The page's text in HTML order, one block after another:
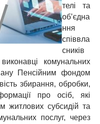
телі та
об’єдна
ння
співвла
сників
комунальних
Пенсійним фондом
збирання, обробки,
про осіб, які
житлових субсидій та
послуг, через